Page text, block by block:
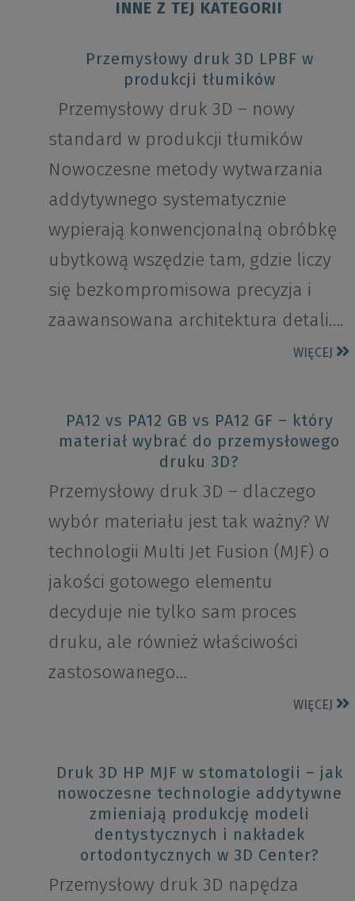
INNE Z TEJ KATEGORII
Przemysłowy druk 3D LPBF w
produkcji tłumików
Przemysłowy druk 3D – nowy
standard w produkcji tłumików
Nowoczesne metody wytwarzania
addytywnego systematycznie
wypierają konwencjonalną obróbkę
ubytkową wszędzie tam, gdzie liczy
się bezkompromisowa precyzja i
zaawansowana architektura detali….
WIĘCEJ
PA12 vs PA12 GB vs PA12 GF – który
materiał wybrać do przemysłowego
druku 3D?
Przemysłowy druk 3D – dlaczego
wybór materiału jest tak ważny? W
technologii Multi Jet Fusion (MJF) o
jakości gotowego elementu
decyduje nie tylko sam proces
druku, ale również właściwości
zastosowanego…
WIĘCEJ
Druk 3D HP MJF w stomatologii – jak
nowoczesne technologie addytywne
zmieniają produkcję modeli
dentystycznych i nakładek
ortodontycznych w 3D Center?
Przemysłowy druk 3D napędza